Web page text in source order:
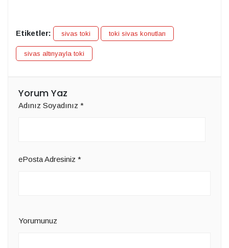
Etiketler: sivas toki toki sivas konutları
sivas altınyayla toki
Yorum Yaz
Adınız Soyadınız *
ePosta Adresiniz *
Yorumunuz